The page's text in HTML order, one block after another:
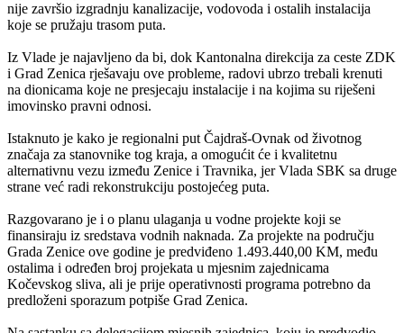
nije završio izgradnju kanalizacije, vodovoda i ostalih instalacija
koje se pružaju trasom puta.
Iz Vlade je najavljeno da bi, dok Kantonalna direkcija za ceste ZDK
i Grad Zenica rješavaju ove probleme, radovi ubrzo trebali krenuti
na dionicama koje ne presjecaju instalacije i na kojima su riješeni
imovinsko pravni odnosi.
Istaknuto je kako je regionalni put Čajdraš-Ovnak od životnog
značaja za stanovnike tog kraja, a omogućit će i kvalitetnu
alternativnu vezu između Zenice i Travnika, jer Vlada SBK sa druge
strane već radi rekonstrukciju postojećeg puta.
Razgovarano je i o planu ulaganja u vodne projekte koji se
finansiraju iz sredstava vodnih naknada. Za projekte na području
Grada Zenice ove godine je predviđeno 1.493.440,00 KM, među
ostalima i određen broj projekata u mjesnim zajednicama
Kočevskog sliva, ali je prije operativnosti programa potrebno da
predloženi sporazum potpiše Grad Zenica.